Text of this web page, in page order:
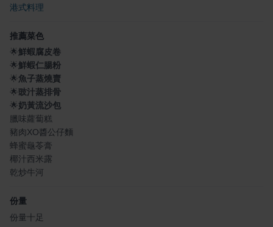
港式料理
推薦菜色
🌟鮮蝦腐皮卷
🌟鮮蝦仁腸粉
🌟魚子蒸燒賣
🌟豉汁蒸排骨
🌟奶黃流沙包
臘味蘿蔔糕
豬肉XO醬公仔麵
蜂蜜龜苓膏
椰汁西米露
乾炒牛河
份量
份量十足